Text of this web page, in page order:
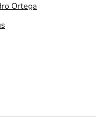
Ortega